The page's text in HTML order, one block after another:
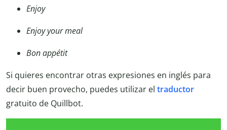
Enjoy
Enjoy your meal
Bon appétit
Si quieres encontrar otras expresiones en inglés para
decir buen provecho, puedes utilizar el traductor
gratuito de Quillbot.